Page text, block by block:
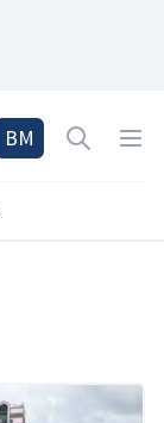
BM Open